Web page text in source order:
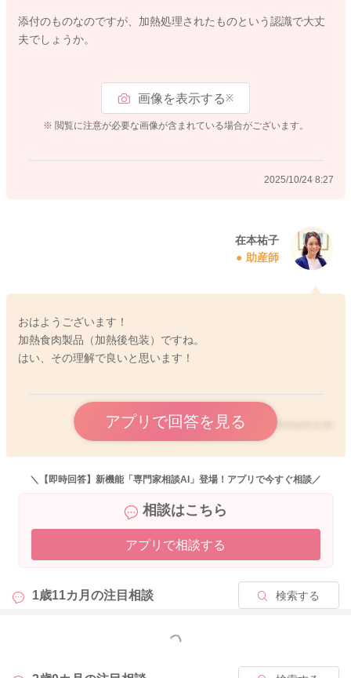
添付のものなのですが、加熱処理されたものという認識で大丈
夫でしょうか。
画像を表示する※
※ 閲覧に注意が必要な画像が含まれている場合がございます。
2025/10/24 8:27
在本祐子
助産師
おはようございます！
加熱食肉製品（加熱後包装）ですね。
はい、その理解で良いと思います！
アプリで回答を見る 2025/10/24 8:30
＼【即時回答】新機能「専門家相談AI」登場！アプリで今すぐ相談／
相談はこちら
アプリで相談する
1歳11カ月の注目相談 検索する
もっと見る